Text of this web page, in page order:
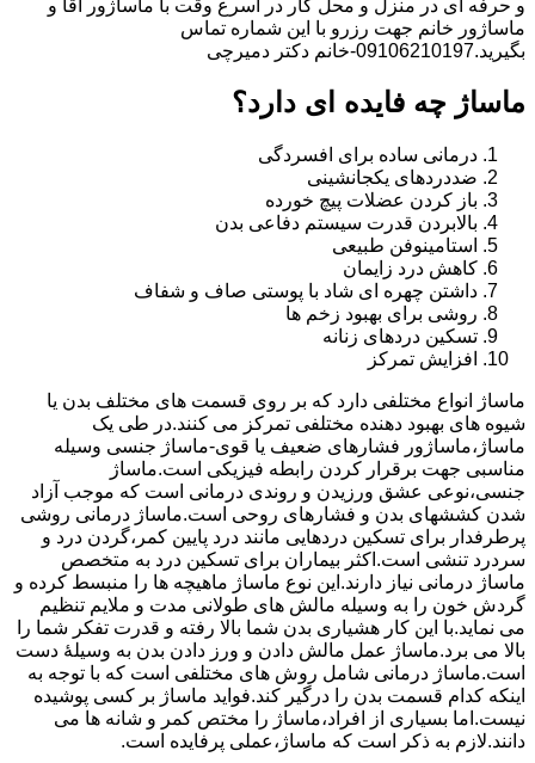
و حرفه ای در منزل و محل کار در اسرع وقت با ماساژور آقا و
ماساژور خانم جهت رزرو با این شماره تماس
بگیرید.09106210197-خانم دکتر دمیرچی
ماساژ چه فایده ای دارد؟
درمانی ساده برای افسردگی
ضددردهای یکجانشینی
باز کردن عضلات پیچ خورده
بالابردن قدرت سیستم دفاعی بدن
استامینوفن طبیعی
کاهش درد زایمان
داشتن چهره ای شاد با پوستی صاف و شفاف
روشی برای بهبود زخم ها
تسکین دردهای زنانه
افزایش تمرکز
ماساژ انواع مختلفی دارد که بر روی قسمت های مختلف بدن یا
شیوه های بهبود دهنده مختلفی تمرکز می کنند.در طی یک
ماساژ،ماساژور فشارهای ضعیف یا قوی-ماساژ جنسی وسیله
مناسبی جهت برقرار کردن رابطه فیزیکی است.ماساژ
جنسی،نوعی عشق ورزیدن و روندی درمانی است که موجب آزاد
شدن کششهای بدن و فشارهای روحی است.ماساژ درمانی روشی
پرطرفدار برای تسکین دردهایی مانند درد پایین کمر،گردن درد و
سردرد تنشی است.اکثر بیماران برای تسکین درد به متخصص
ماساژ درمانی نیاز دارند.این نوع ماساژ ماهیچه ها را منبسط کرده و
گردش خون را به وسیله مالش های طولانی مدت و ملایم تنظیم
می نماید.با این کار هشیاری بدن شما بالا رفته و قدرت تفکر شما را
بالا می برد.ماساژ عمل مالش دادن و ورز دادن بدن به وسیلۀ دست
است.ماساژ درمانی شامل روش های مختلفی است که با توجه به
اینکه کدام قسمت بدن را درگیر کند.فواید ماساژ بر کسی پوشیده
نیست.اما بسیاری از افراد،ماساژ را مختص کمر و شانه ها می
دانند.لازم به ذکر است که ماساژ،عملی پرفایده است.